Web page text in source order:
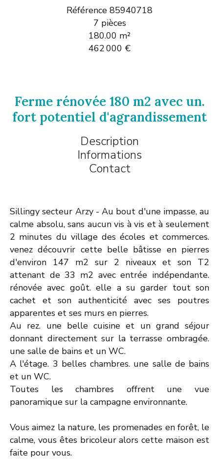
Référence 85940718
7 pièces
180.00 m²
462 000 €
Ferme rénovée 180 m2 avec un.
fort potentiel d'agrandissement
Description
Informations
Contact
Sillingy secteur Arzy - Au bout d'une impasse, au
calme absolu, sans aucun vis à vis et à seulement
2 minutes du village des écoles et commerces.
venez découvrir cette belle bâtisse en pierres
d'environ 147 m2 sur 2 niveaux et son T2
attenant de 33 m2 avec entrée indépendante.
rénovée avec goût. elle a su garder tout son
cachet et son authenticité avec ses poutres
apparentes et ses murs en pierres.
Au rez. une belle cuisine et un grand séjour
donnant directement sur la terrasse ombragée.
une salle de bains et un WC.
A l'étage. 3 belles chambres. une salle de bains
et un WC.
Toutes les chambres offrent une vue
panoramique sur la campagne environnante.
Vous aimez la nature, les promenades en forêt, le
calme, vous êtes bricoleur alors cette maison est
faite pour vous.